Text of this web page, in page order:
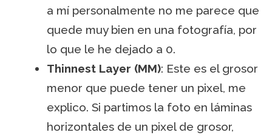
a mí personalmente no me parece que
quede muy bien en una fotografía, por
lo que le he dejado a 0.
Thinnest Layer (MM): Este es el grosor
menor que puede tener un pixel, me
explico. Si partimos la foto en láminas
horizontales de un pixel de grosor,